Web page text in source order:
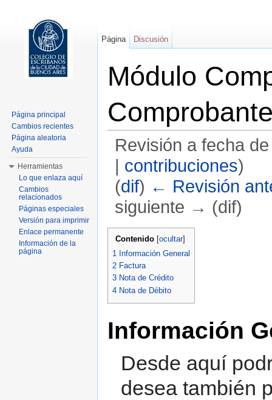
Módulo
Revisión a fecha
| contribuciones)
(dif) ← Revisión
siguiente → (dif)
Contenido[ocultar]
1 Información General
2 Factura
3 Nota de Crédito
4 Nota de Débito
Información
Desde aquí
desea también
Página Discusión
Página principal
Cambios recientes
Página aleatoria
Ayuda
Herramientas
Lo que enlaza aquí
Cambios
relacionados
Páginas especiales
Versión para imprimir
Enlace permanente
Información de la
página